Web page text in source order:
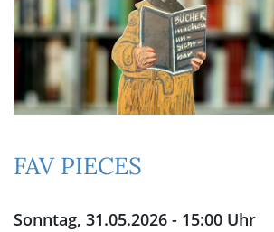
FAV PIECES
Sonntag, 31.05.2026 - 15:00 Uhr